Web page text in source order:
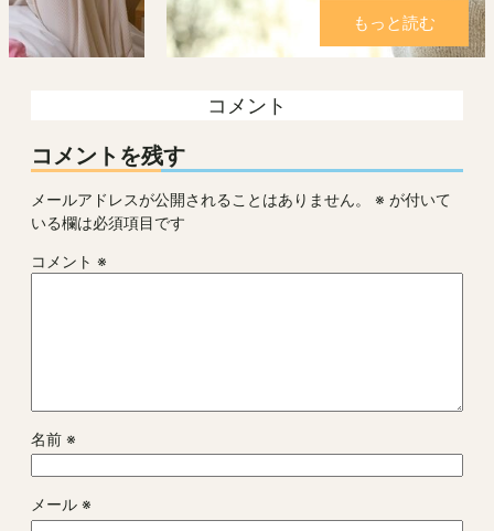
もっと読む
コメント
コメントを残す
メールアドレスが公開されることはありません。 ※ が付いて
いる欄は必須項目です
コメント ※
名前 ※
メール ※